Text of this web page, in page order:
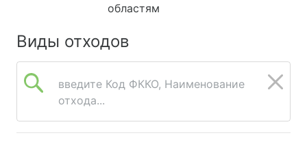
областям
Виды отходов
введите Код ФККО, Наименование
отхода...